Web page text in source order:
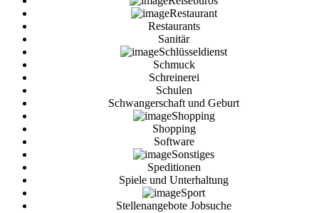
Restaurant
Restaurants
Sanitär
Schlüsseldienst
Schmuck
Schreinerei
Schulen
Schwangerschaft und Geburt
Shopping
Shopping
Software
Sonstiges
Speditionen
Spiele und Unterhaltung
Sport
Stellenangebote Jobsuche